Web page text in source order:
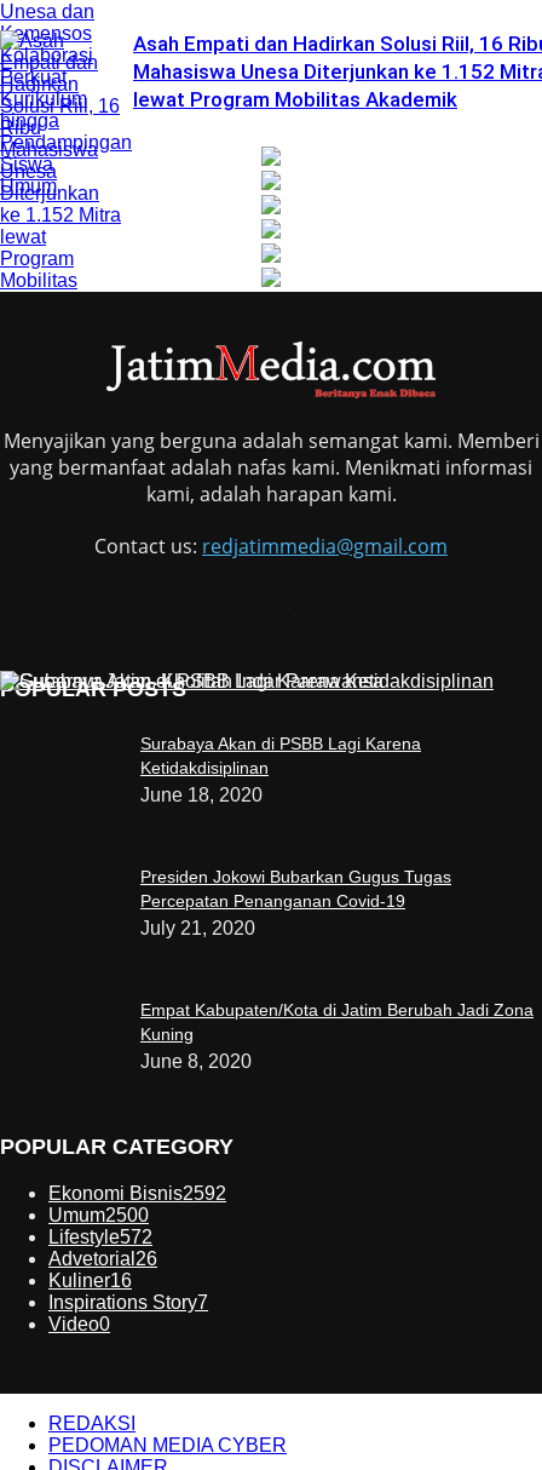
Umum
Asah Empati dan Hadirkan Solusi Riil, 16
Mahasiswa Unesa Diterjunkan ke 1.152
lewat Program Mobilitas Akademik
Menyajikan yang berguna adalah semangat kami. Memberi
yang bermanfaat adalah nafas kami. Menikmati informasi
kami, adalah harapan kami.
Contact us: redjatimmedia@gmail.com
POPULAR POSTS
Surabaya Akan di PSBB Lagi Karena
Ketidakdisiplinan
June 18, 2020
Presiden Jokowi Bubarkan Gugus Tugas
Percepatan Penanganan Covid-19
July 21, 2020
Empat Kabupaten/Kota di Jatim Berubah Jadi Zona
Kuning
June 8, 2020
POPULAR CATEGORY
Ekonomi Bisnis2592
Umum2500
Lifestyle572
Advetorial 26
Kuliner16
Inspirations Story7
Video0
REDAKSI
PEDOMAN MEDIA CYBER